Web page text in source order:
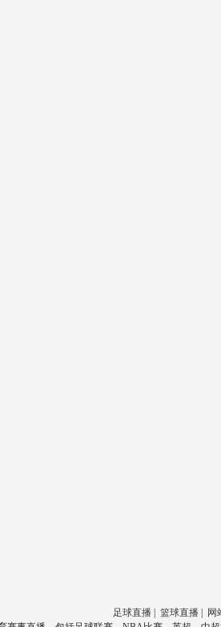
足球直播 篮球直播
网